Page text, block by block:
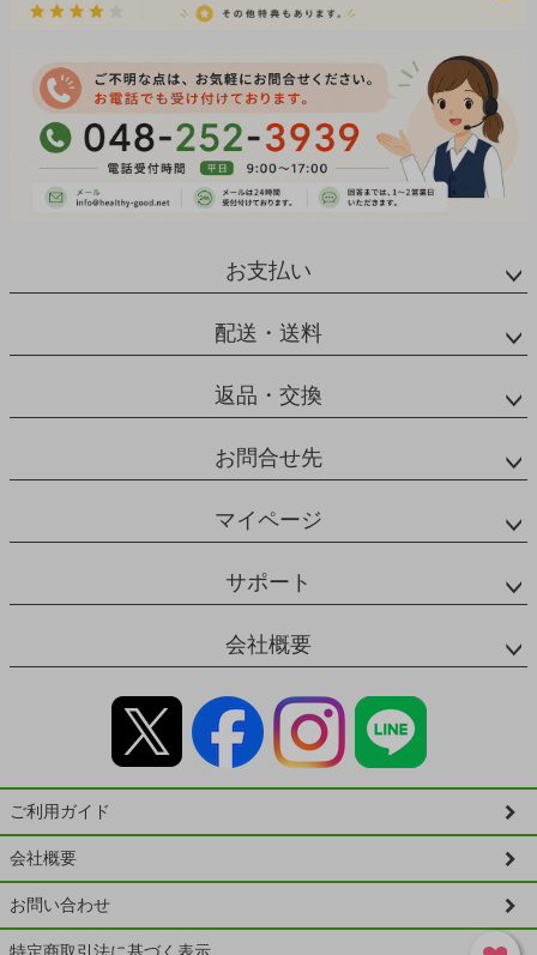
お支払い
配送・送料
返品・交換
お問合せ先
マイページ
サポート
会社概要
ご利用ガイド
会社概要
お問い合わせ